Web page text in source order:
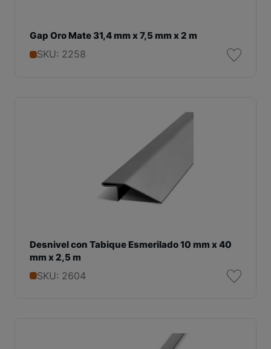
Gap Oro Mate 31,4 mm x 7,5 mm x 2 m
SKU: 2258
Desnivel con Tabique Esmerilado 10 mm x 40
mm x 2,5 m
SKU: 2604